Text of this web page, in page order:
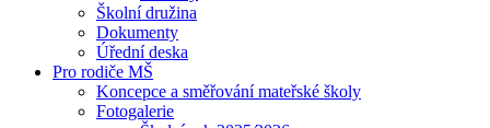
Školní družina
Dokumenty
Úřední deska
Pro rodiče MŠ
Koncepce a směřování mateřské školy
Fotogalerie